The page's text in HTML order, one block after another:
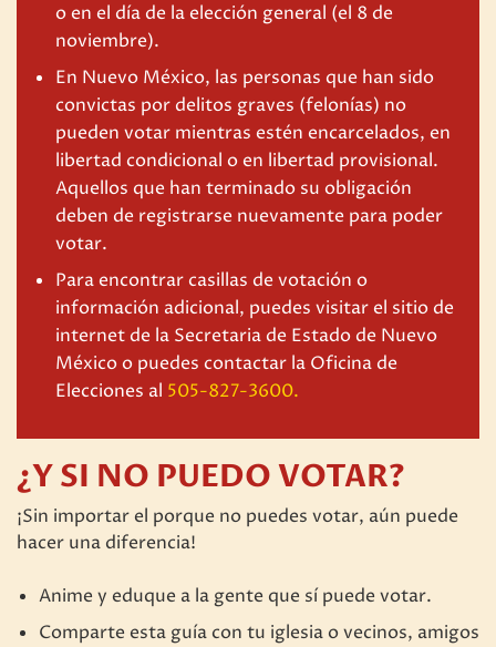
o en el día de la elección general (el 8 de
noviembre).
En Nuevo México, las personas que han sido
convictas por delitos graves (felonías) no
pueden votar mientras estén encarcelados, en
libertad condicional o en libertad provisional.
Aquellos que han terminado su obligación
deben de registrarse nuevamente para poder
votar.
Para encontrar casillas de votación o
información adicional, puedes visitar el sitio de
internet de la Secretaria de Estado de Nuevo
México o puedes contactar la Oficina de
Elecciones al 505-827-3600.
¿Y SI NO PUEDO VOTAR?
¡Sin importar el porque no puedes votar, aún puede
hacer una diferencia!
Anime y eduque a la gente que sí puede votar.
Comparte esta guía con tu iglesia o vecinos, amigos